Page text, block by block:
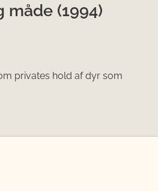
(1994)
privates hold af dyr som